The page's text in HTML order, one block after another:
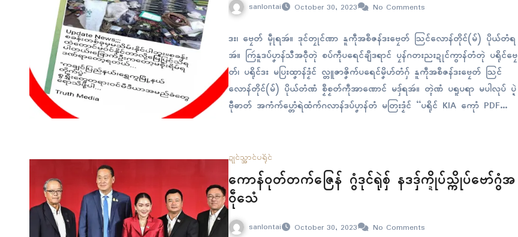
sanlontai October 30, 2023 No Comments
ဒး၊ ဗၠေတ် မ္ၚဵုရအဴ။ ဒုၚ်တၠုၚ်ဏာ နူကဵုအစဳဇန်ဒးဗၠေတ် သြၚ်လောန်တိုၚ်(မ်) ပိုယ်တံရ
အဴ။ ကြဴနူဒပ်ပၞာန်သီအဝဵုတုဲ စပ်ကဵုပရေၚ်ချဳဒရာၚ် ပၠန်ဂတးညးဍုၚ်ကွာန်တံတုဲ ပရိုၚ်ဗၠေ
တ်၊ ပရိုၚ်ဒး မပြးထၞာန်ဒၟံၚ် လ္တူဇာဇၞိက်ပရေၚ်မၞိဟ်တံဂှ် နူကဵုအစဳဇန်ဒးဗၠေတ် သြၚ်
လောန်တိုၚ်(မ်) ပိုယ်တံဏံ စၟဳစၟတ်ကဵုအာဏောၚ် မဒှ်ရအဴ။ တ္ၚဲဏံ ပရူပရာ မပါလုပ် ပ္ဍဲ
ဗီုဓာတ် အကံက်ပ္တောံရဲထံက်ဂလာန်ဒပ်ပၞာန်တံ မတြးဒၟံၚ် “ပရိုၚ် KIA ကေုာံ PDF
ဍုၚ်သ္အာၚ်ပရိုၚ်
ကောန်ဝုတ်တက်ဇြေန် ဂွံဒုၚ်ရုဲစှ် နဒဒှ်က္ဍိုပ်သ္ကိုပ်ဗော်ဂွံအ
ဝဵုသေံ
sanlontai October 30, 2023 No Comments